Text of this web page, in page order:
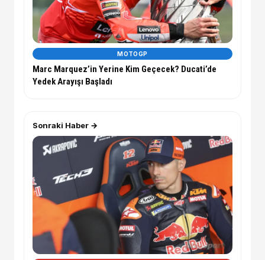
MOTOGP
Marc Marquez’in Yerine Kim Geçecek? Ducati’de
Yedek Arayışı Başladı
Sonraki Haber →